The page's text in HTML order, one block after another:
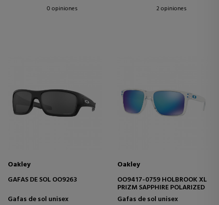
0 opiniones
2 opiniones
Oakley
GAFAS DE SOL OO9263
Gafas de sol unisex
Oakley
OO9417-0759 HOLBROOK XL
PRIZM SAPPHIRE POLARIZED
Gafas de sol unisex